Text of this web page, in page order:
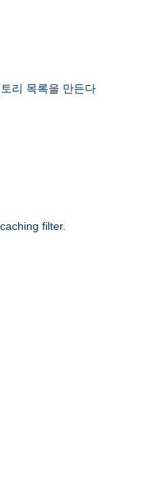
리 목록을 만든다
filter.